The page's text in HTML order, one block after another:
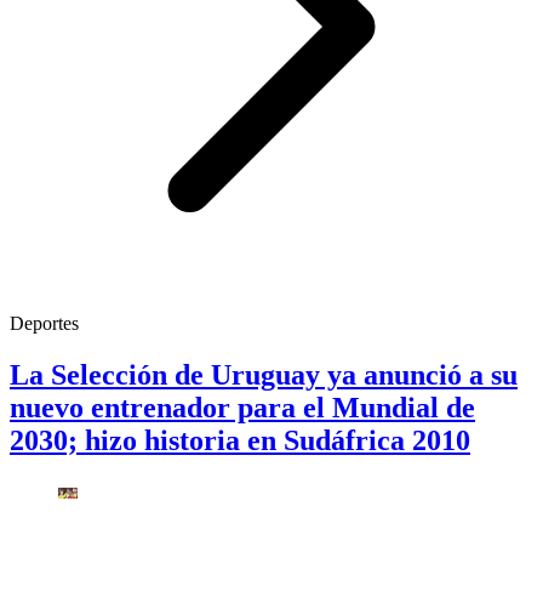
Deportes
La Selección de Uruguay ya anunció a su
nuevo entrenador para el Mundial de
2030; hizo historia en Sudáfrica 2010